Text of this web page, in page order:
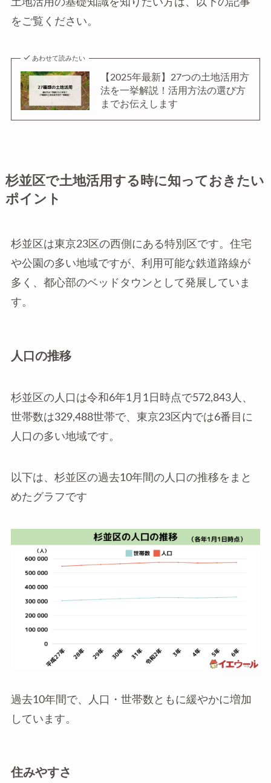
をご覧ください。
あわせて読みたい
【2025年最新】27つの土地活用方
法を一挙解説！活用方法の選び方
までお伝えします
杉並区で土地活用する時に知っておきたい
ポイント
杉並区は東京23区の西側にある特別区です。住宅
や公園の多い地域ですが、利用可能な鉄道路線が
多く、都心部のベッドタウンとして発展していま
す。
人口の推移
杉並区の人口は令和6年1月1日時点で572,843人、
世帯数は329,488世帯で、東京23区内では6番目に
人口の多い地域です。
以下は、杉並区の過去10年間の人口の推移をまと
めたグラフです
過去10年間で、人口・世帯数ともに緩やかに増加
しています。
住みやすさ